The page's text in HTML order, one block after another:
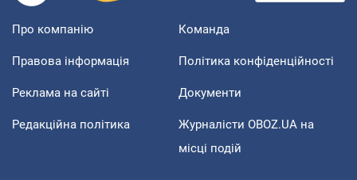
Про компанію Команда
Правова інформація Політика конфіденційності
Реклама на сайті Документи
Редакційна політика
Журналісти OBOZ.UA на
місці подій